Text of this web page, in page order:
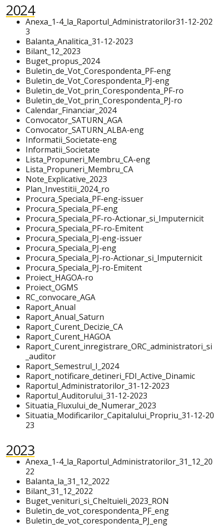
2024
Anexa_1-4_la_Raportul_Administratorilor31-12-202
3
Balanta_Analitica_31-12-2023
Bilant_12_2023
Buget_propus_2024
Buletin_de_Vot_Corespondenta_PF-eng
Buletin_de_Vot_Corespondenta_PJ-eng
Buletin_de_Vot_prin_Corespondenta_PF-ro
Buletin_de_Vot_prin_Corespondenta_PJ-ro
Calendar_Financiar_2024
Convocator_SATURN_AGA
Convocator_SATURN_ALBA-eng
Informatii_Societate-eng
Informatii_Societate
Lista_Propuneri_Membru_CA-eng
Lista_Propuneri_Membru_CA
Note_Explicative_2023
Plan_Investitii_2024_ro
Procura_Speciala_PF-eng-issuer
Procura_Speciala_PF-eng
Procura_Speciala_PF-ro-Actionar_si_Imputernicit
Procura_Speciala_PF-ro-Emitent
Procura_Speciala_PJ-eng-issuer
Procura_Speciala_PJ-eng
Procura_Speciala_PJ-ro-Actionar_si_Imputernicit
Procura_Speciala_PJ-ro-Emitent
Proiect_HAGOA-ro
Proiect_OGMS
RC_convocare_AGA
Raport_Anual
Raport_Anual_Saturn
Raport_Curent_Decizie_CA
Raport_Curent_HAGOA
Raport_Curent_inregistrare_ORC_administratori_si
_auditor
Raport_Semestrul_I_2024
Raport_notificare_detineri_FDI_Active_Dinamic
Raportul_Administratorilor_31-12-2023
Raportul_Auditorului_31-12-2023
Situatia_Fluxului_de_Numerar_2023
Situatia_Modificarilor_Capitalului_Propriu_31-12-20
23
2023
Anexa_1-4_la_Raportul_Administratorilor_31_12_20
22
Balanta_la_31_12_2022
Bilant_31_12_2022
Buget_venituri_si_Cheltuieli_2023_RON
Buletin_de_vot_corespondenta_PF_eng
Buletin_de_vot_corespondenta_PJ_eng